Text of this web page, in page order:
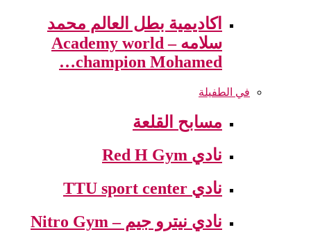
اكاديمية بطل العالم محمد
سلامه – Academy world
champion Mohamed…
في الطفيلة
مسابح القلعة
نادي Red H Gym
نادي TTU sport center
نادي نيترو جيم – Nitro Gym